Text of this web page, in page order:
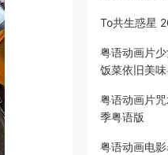
To共生惑星
粤语动画片
饭菜依旧美
粤语动画片
季粤语版
粤语动画电